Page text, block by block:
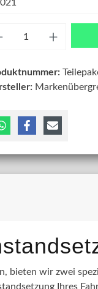
bieten wir zwei
Ihres